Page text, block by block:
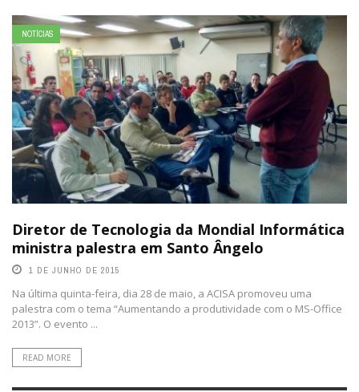
NOTÍCIAS
Diretor de Tecnologia da Mondial Informática
ministra palestra em Santo Ângelo
1 DE JUNHO DE 2015
Na última quinta-feira, dia 28 de maio, a ACISA promoveu uma
palestra com o tema “Aumentando a produtividade com o MS-Office
2013”. O evento ...
READ MORE